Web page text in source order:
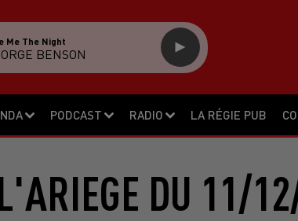
PODCAST RADIO LA RÉGIE PUB
Me The Night
BENSON
DU 11/